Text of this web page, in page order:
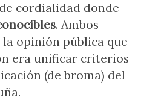
cordialidad donde
. Ambos
opinión pública que
era unificar criterios
(de broma) del